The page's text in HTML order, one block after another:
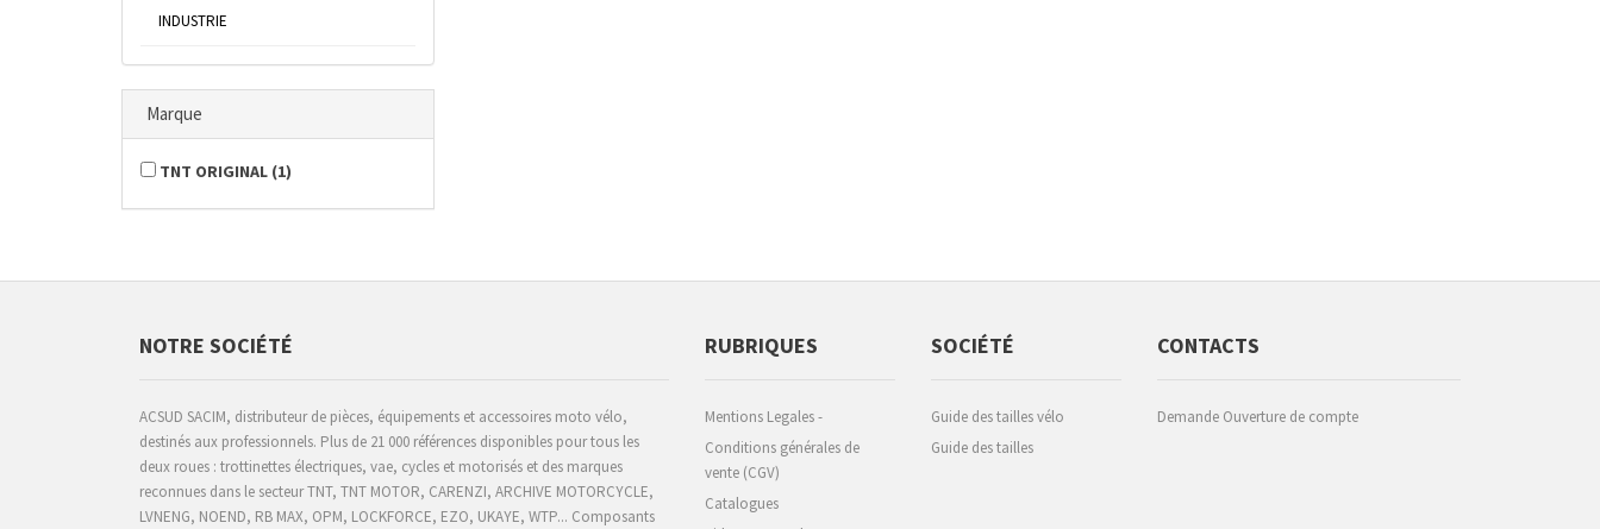
INDUSTRIE
Marque
TNT ORIGINAL (1)
NOTRE SOCIÉTÉ
ACSUD SACIM, distributeur de pièces, équipements et accessoires moto vélo,
destinés aux professionnels. Plus de 21 000 références disponibles pour tous les
deux roues : trottinettes électriques, vae, cycles et motorisés et des marques
reconnues dans le secteur TNT, TNT MOTOR, CARENZI, ARCHIVE MOTORCYCLE,
LVNENG, NOEND, RB MAX, OPM, LOCKFORCE, EZO, UKAYE, WTP... Composants
RUBRIQUES
Mentions Legales -
Conditions générales de
vente (CGV)
Catalogues
SOCIÉTÉ
Guide des tailles vélo
Guide des tailles
CONTACTS
Demande Ouverture de compte